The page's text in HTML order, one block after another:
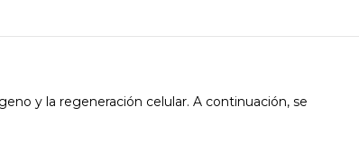
y la regeneración celular. A continuación, se